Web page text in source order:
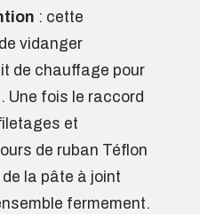
: cette
vidanger
de chauffage pour
Une fois le raccord
et
de ruban Téflon
la pâte à joint
fermement.